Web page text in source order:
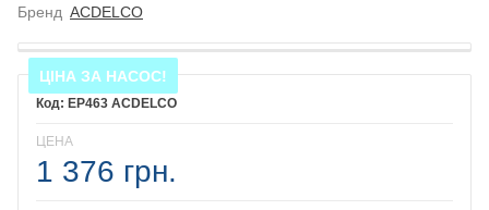
Бренд ACDELCO
ЦІНА ЗА НАСОС!
EP463 ACDELCO
ЦЕНА
1 376 грн.